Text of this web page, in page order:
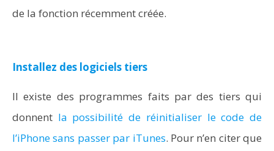
de la fonction récemment créée.
Installez des logiciels tiers
Il existe des programmes faits par des tiers qui
donnent la possibilité de réinitialiser le code de
l’iPhone sans passer par iTunes. Pour n’en citer que